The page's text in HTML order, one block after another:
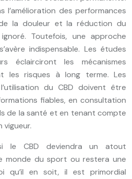
l’amélioration des performances
la douleur et la réduction du
Toutefois, une approche
indispensable. Les études
éclairciront les mécanismes
les risques à long terme. Les
du CBD doivent être
fiables, en consultation
de la santé et en tenant compte
vigueur.
le CBD deviendra un atout
monde du sport ou restera une
qu’il en soit, il est primordial